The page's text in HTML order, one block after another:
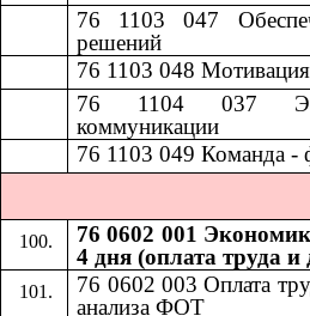
76 1103 047
решений​​
76 1103 048 ​​
76 1104 037
коммуникации​​
76 1103 049 ​​Команда -
76 0602 001
4 дня (оплата труда
76 0602 003 Оплата
анализа ФОТ